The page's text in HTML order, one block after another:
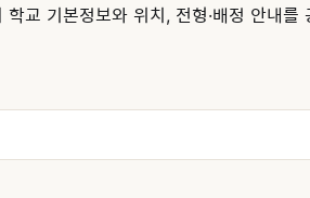
교 기본정보와 위치, 전형·배정 안내를